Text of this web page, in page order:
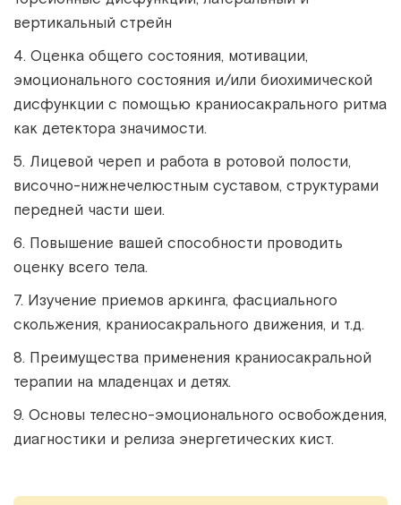
вертикальный стрейн
4. Оценка общего состояния, мотивации,
эмоционального состояния и/или биохимической
дисфункции с помощью краниосакрального ритма
как детектора значимости.
5. Лицевой череп и работа в ротовой полости,
височно-нижнечелюстным суставом, структурами
передней части шеи.
6. Повышение вашей способности проводить
оценку всего тела.
7. Изучение приемов аркинга, фасциального
скольжения, краниосакрального движения, и т.д.
8. Преимущества применения краниосакральной
терапии на младенцах и детях.
9. Основы телесно-эмоционального освобождения,
диагностики и релиза энергетических кист.